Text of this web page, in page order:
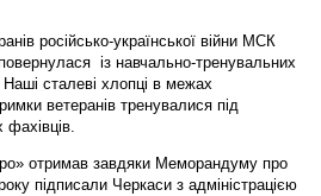
російсько-української війни МСК
із навчально-тренувальних
сталеві хлопці в межах
ветеранів тренувалися під
фахівців.
отримав завдяки Меморандуму про
підписали Черкаси з адміністрацією